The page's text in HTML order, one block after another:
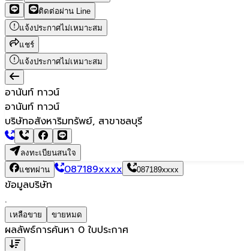
ติดต่อผ่าน Line
แจ้งประกาศไม่เหมาะสม
แชร์
แจ้งประกาศไม่เหมาะสม
อานันท์ ทาวน์
อานันท์ ทาวน์
บริษัทอสังหาริมทรัพย์, สาขาชลบุรี
ลงทะเบียนสนใจ
แชทผ่าน
087189xxxx 087189xxxx
ข้อมูลบริษัท
.
เหลือขาย ขายหมด
ผลลัพธ์การค้นหา 0 ใบประกาศ